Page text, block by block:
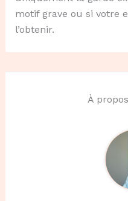
motif grave ou si votre
l’obtenir.
À